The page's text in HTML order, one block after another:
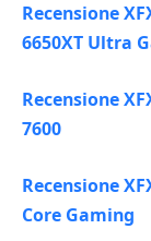
Recensione
6650XT Ultra
Recensione
7600
Recensione
Core Gaming